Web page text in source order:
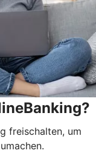
freischalten, um